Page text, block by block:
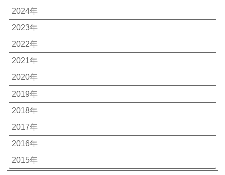
2024年
2023年
2022年
2021年
2020年
2019年
2018年
2017年
2016年
2015年